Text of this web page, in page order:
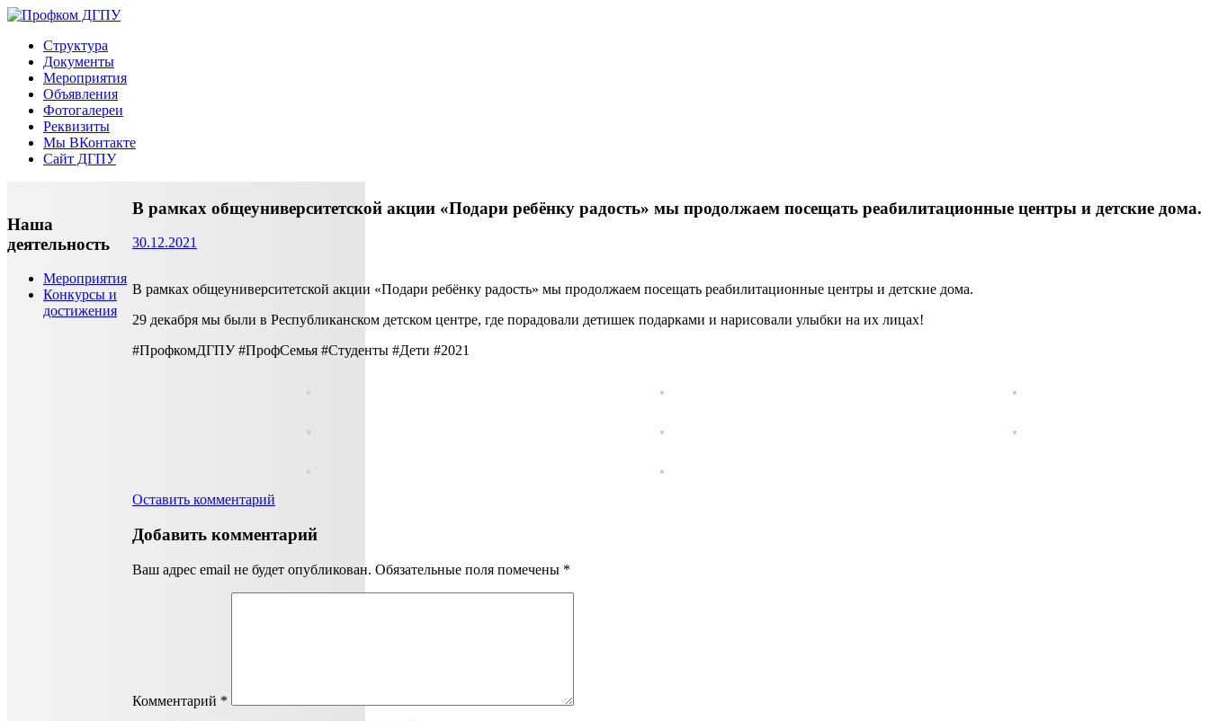
Перейти
содержимому
Профком ДГПУ
Официальный сайт профсоюзной организации
Структура
Документы
Мероприятия
Объявления
Фотогалереи
Реквизиты
Мы ВКонтакте
Сайт ДГПУ
В рамках общеуниверситетской акции «Подари ребёнку радость» мы продолжаем посещать реабилитационные центры и детские дома.
30.12.2021
В рамках общеуниверситетской акции «Подари ребёнку радость» мы продолжаем посещать реабилитационные центры и детские дома.
29 декабря мы были в Республиканском детском центре, где порадовали детишек подарками и нарисовали улыбки на их лицах!
#ПрофкомДГПУ #ПрофСемья #Студенты #Дети #2021
Оставить комментарий
Добавить комментарий
Ваш адрес email не будет опубликован. Обязательные поля помечены *
Комментарий *
Наша
деятельность
Мероприятия
Конкурсы и
достижения